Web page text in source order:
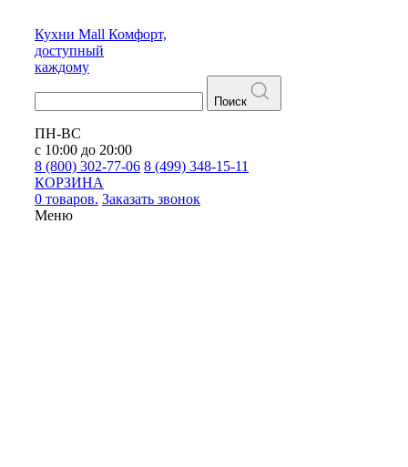
Кухни Mall Комфорт,
доступный
каждому
Поиск
ПН-ВС
с 10:00 до 20:00
8 (800) 302-77-06 8 (499) 348-15-11
КОРЗИНА
0 товаров. Заказать звонок
Меню